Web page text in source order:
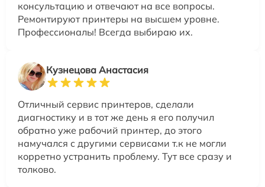
консультацию и отвечают на все вопросы.
Ремонтируют принтеры на высшем уровне.
Профессионалы! Всегда выбираю их.
Кузнецова Анастасия
Отличный сервис принтеров, сделали
диагностику и в тот же день я его получил
обратно уже рабочий принтер, до этого
намучался с другими сервисами т.к не могли
корретно устранить проблему. Тут все сразу и
толково.